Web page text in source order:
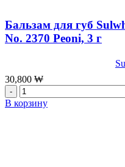
Бальзам для губ
No. 2370 Peoni, 3 г
30,800 ₩
Количество
товара
Бальзам
В корзину